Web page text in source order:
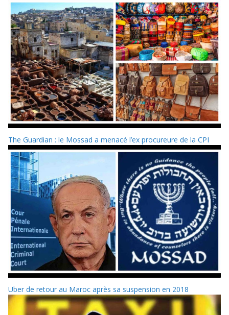
The Guardian : le Mossad a menacé l’ex procureure de la CPI
Uber de retour au Maroc après sa suspension en 2018